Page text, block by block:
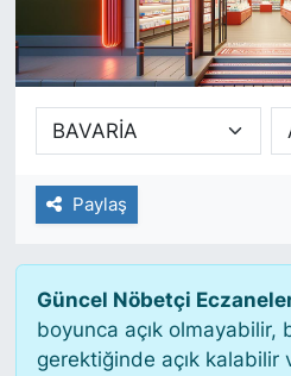
Paylaş
Güncel Nöbetçi
boyunca açık olmayabilir,
gerektiğinde açık kalabilir
SİYASET
SAĞLIK